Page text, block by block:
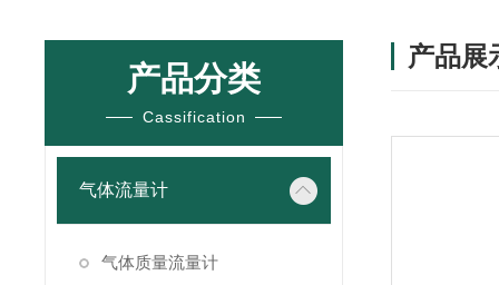
产品分类
Cassification
气体流量计
气体质量流量计
产品展